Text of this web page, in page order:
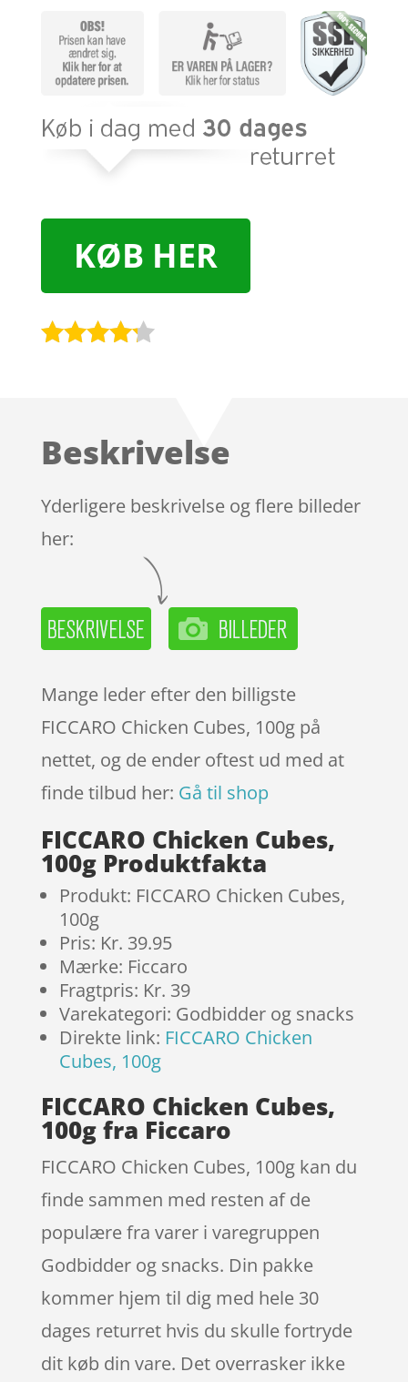
KØB HER
på
mmelser
Beskrivelse
Yderligere beskrivelse og flere billeder
her:
Mange leder efter den billigste
FICCARO Chicken Cubes, 100g på
nettet, og de ender oftest ud med at
finde tilbud her: Gå til shop
FICCARO Chicken Cubes,
100g Produktfakta
Produkt: FICCARO Chicken Cubes,
100g
Pris: Kr. 39.95
Mærke: Ficcaro
Fragtpris: Kr. 39
Varekategori: Godbidder og snacks
Direkte link: FICCARO Chicken
Cubes, 100g
FICCARO Chicken Cubes,
100g fra Ficcaro
FICCARO Chicken Cubes, 100g kan du
finde sammen med resten af de
populære fra varer i varegruppen
Godbidder og snacks. Din pakke
kommer hjem til dig med hele 30
dages returret hvis du skulle fortryde
dit køb din vare. Det overrasker ikke